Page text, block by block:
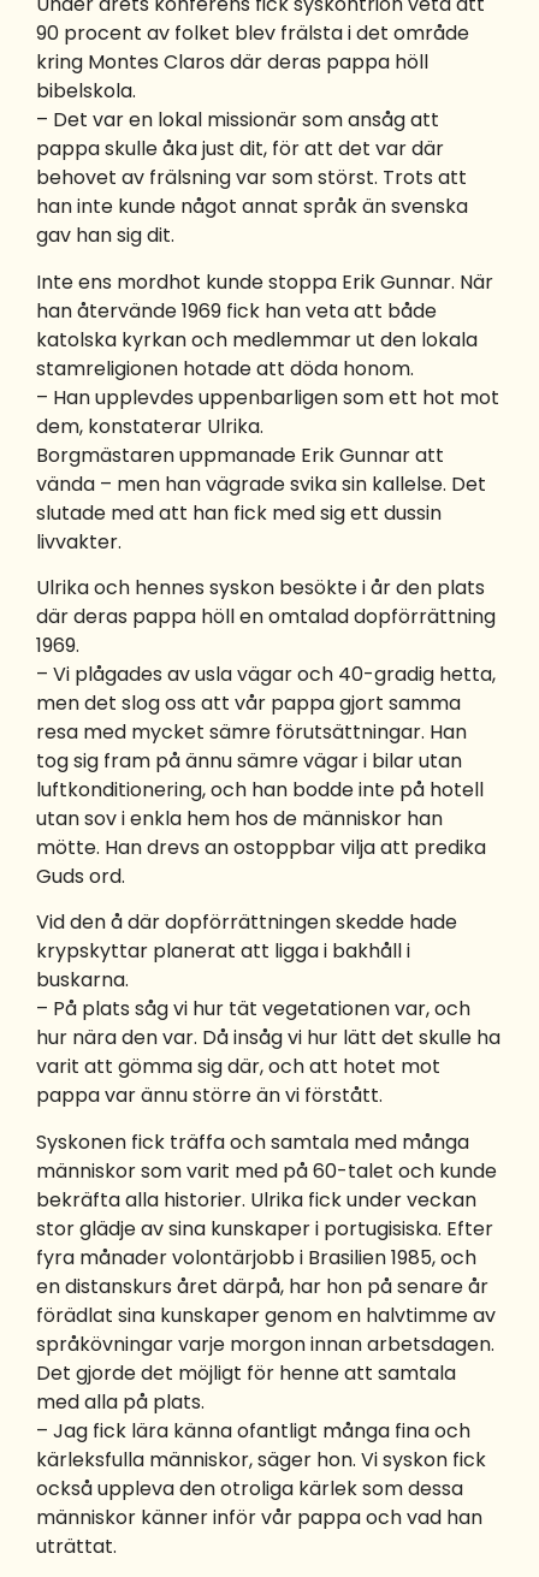
90 procent av folket blev frälsta i det område
kring Montes Claros där deras pappa höll
bibelskola.
– Det var en lokal missionär som ansåg att
pappa skulle åka just dit, för att det var där
behovet av frälsning var som störst. Trots att
han inte kunde något annat språk än svenska
gav han sig dit.
Inte ens mordhot kunde stoppa Erik Gunnar. När
han återvände 1969 fick han veta att både
katolska kyrkan och medlemmar ut den lokala
stamreligionen hotade att döda honom.
– Han upplevdes uppenbarligen som ett hot mot
dem, konstaterar Ulrika.
Borgmästaren uppmanade Erik Gunnar att
vända – men han vägrade svika sin kallelse. Det
slutade med att han fick med sig ett dussin
livvakter.
Ulrika och hennes syskon besökte i år den plats
där deras pappa höll en omtalad dopförrättning
1969.
– Vi plågades av usla vägar och 40-gradig hetta,
men det slog oss att vår pappa gjort samma
resa med mycket sämre förutsättningar. Han
tog sig fram på ännu sämre vägar i bilar utan
luftkonditionering, och han bodde inte på hotell
utan sov i enkla hem hos de människor han
mötte. Han drevs an ostoppbar vilja att predika
Guds ord.
Vid den å där dopförrättningen skedde hade
krypskyttar planerat att ligga i bakhåll i
buskarna.
– På plats såg vi hur tät vegetationen var, och
hur nära den var. Då insåg vi hur lätt det skulle ha
varit att gömma sig där, och att hotet mot
pappa var ännu större än vi förstått.
Syskonen fick träffa och samtala med många
människor som varit med på 60-talet och kunde
bekräfta alla historier. Ulrika fick under veckan
stor glädje av sina kunskaper i portugisiska. Efter
fyra månader volontärjobb i Brasilien 1985, och
en distanskurs året därpå, har hon på senare år
förädlat sina kunskaper genom en halvtimme av
språkövningar varje morgon innan arbetsdagen.
Det gjorde det möjligt för henne att samtala
med alla på plats.
– Jag fick lära känna ofantligt många fina och
kärleksfulla människor, säger hon. Vi syskon fick
också uppleva den otroliga kärlek som dessa
människor känner inför vår pappa och vad han
uträttat.